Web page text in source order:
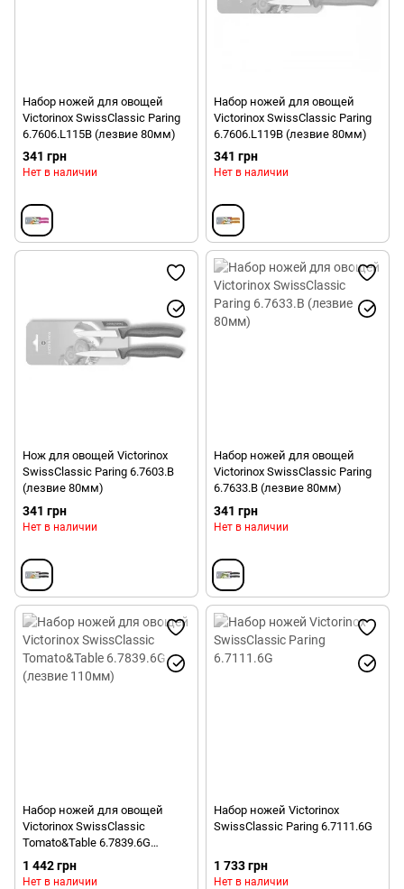
Набор ножей для овощей
Victorinox SwissClassic Paring
6.7606.L115B (лезвие 80мм)
341 грн
Нет в наличии
Набор ножей для овощей
Victorinox SwissClassic Paring
6.7606.L119B (лезвие 80мм)
341 грн
Нет в наличии
Нож для овощей Victorinox
SwissClassic Paring 6.7603.B
(лезвие 80мм)
341 грн
Нет в наличии
Набор ножей для овощей
Victorinox SwissClassic Paring
6.7633.B (лезвие 80мм)
341 грн
Нет в наличии
Набор ножей для овощей
Victorinox SwissClassic
Tomato&Table 6.7839.6G
(лезвие 110мм)
1 442 грн
Нет в наличии
Набор ножей Victorinox
SwissClassic Paring 6.7111.6G
1 733 грн
Нет в наличии